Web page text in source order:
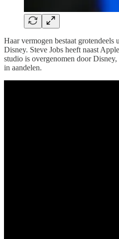
Haar vermogen bestaat grotendeels
Disney. Steve Jobs heeft naast
studio is overgenomen door Disney,
in aandelen.